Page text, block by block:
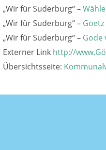
„Wir für Suderburg“ –
„Wir für Suderburg“ –
„Wir für Suderburg“ – Gode
Externer Link http://
Übersichtsseite: